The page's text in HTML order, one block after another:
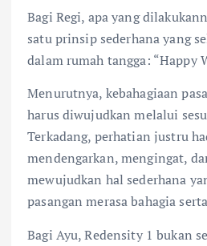
Bagi Regi, apa yang
satu prinsip sederhana yang
dalam rumah tangga: “Happy
Menurutnya, kebahagiaan
harus diwujudkan melalui
Terkadang, perhatian justru
mendengarkan, mengingat,
mewujudkan hal sederhana
pasangan merasa bahagia
Bagi Ayu, Redensity 1 bukan